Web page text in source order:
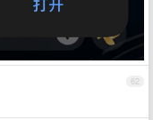
62